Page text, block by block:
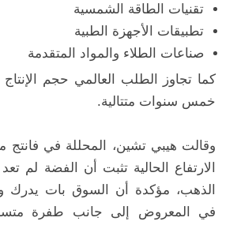
تقنيات الطاقة الشمسية
تطبيقات الأجهزة الطبية
صناعات الطلاء والمواد المتقدمة
كما تجاوز الطلب العالمي حجم
خمس سنوات متتالية.
وقالت هيبي تشين، المحللة في فانتج
الارتفاع الحالية تثبت أن الفضة لم
الذهب، مؤكدة أن السوق بات يدرك
في المعروض إلى جانب طفرة